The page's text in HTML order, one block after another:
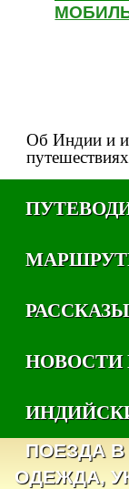
Об Индии и
РАССКАЗЫ
НОВОСТИ
ПОЕЗДА
ОДЕЖДА,